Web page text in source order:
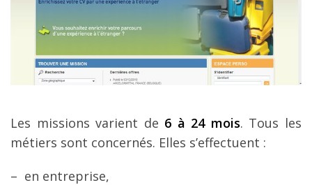
Les missions varient de 6 à 24 mois. Tous les
métiers sont concernés. Elles s’effectuent :
– en entreprise,